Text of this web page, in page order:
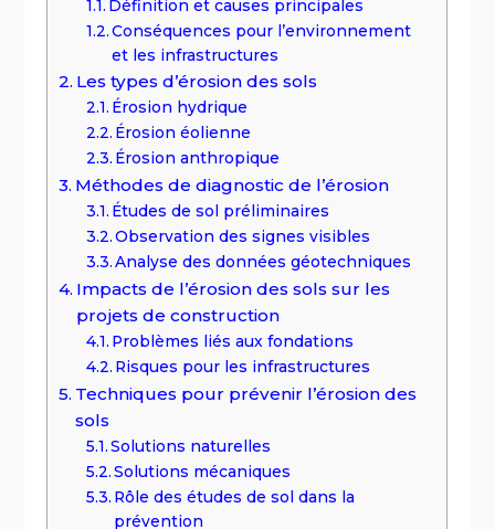
Définition et causes principales
Conséquences pour l’environnement
et les infrastructures
Les types d’érosion des sols
Érosion hydrique
Érosion éolienne
Érosion anthropique
Méthodes de diagnostic de l’érosion
Études de sol préliminaires
Observation des signes visibles
Analyse des données géotechniques
Impacts de l’érosion des sols sur les
projets de construction
Problèmes liés aux fondations
Risques pour les infrastructures
Techniques pour prévenir l’érosion des
sols
Solutions naturelles
Solutions mécaniques
Rôle des études de sol dans la
prévention